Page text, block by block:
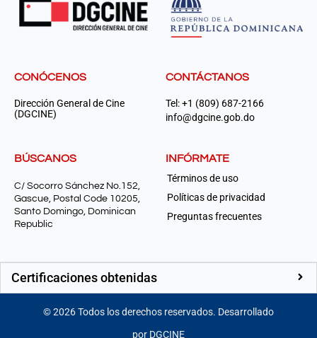
CONÓCENOS
Dirección General de Cine
(DGCINE)
CONTÁCTANOS
Tel: +1 (809) 687-2166
info@dgcine.gob.do
BÚSCANOS
C/ Socorro Sánchez No.152,
Gascue, Postal Code 10205,
Santo Domingo, Dominican
Republic
INFÓRMATE
Términos de uso
Políticas de privacidad
Preguntas frecuentes
Certificaciones obtenidas
©2026Todos los derechos reservados. Desarrollado
por DGCINE